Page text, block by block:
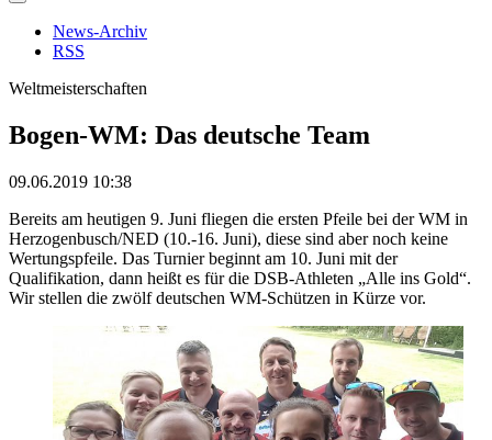
News-Archiv
RSS
Weltmeisterschaften
Bogen-WM: Das deutsche Team
09.06.2019 10:38
Bereits am heutigen 9. Juni fliegen die ersten Pfeile bei der WM in
Herzogenbusch/NED (10.-16. Juni), diese sind aber noch keine
Wertungspfeile. Das Turnier beginnt am 10. Juni mit der
Qualifikation, dann heißt es für die DSB-Athleten „Alle ins Gold“.
Wir stellen die zwölf deutschen WM-Schützen in Kürze vor.